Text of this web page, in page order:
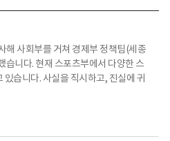
해 사회부를 거쳐 경제부 정책팀(세종
습니다. 현재 스포츠부에서 다양한 스
있습니다. 사실을 직시하고, 진실에 귀